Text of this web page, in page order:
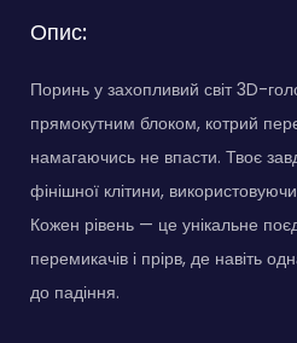
Опис:
Поринь у захопливий світ 3D-
прямокутним блоком, котрий
намагаючись не впасти. Твоє
фінішної клітини, використовуючи
Кожен рівень — це унікальне
перемикачів і прірв, де навіть
до падіння.